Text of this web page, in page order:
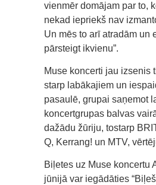
vienmēr domājam par to,
nekad iepriekš nav
Un mēs to arī atradām un
pārsteigt ikvienu”.
Muse koncerti jau izsenis
starp labākajiem un
pasaulē, grupai saņemot
koncertgrupas balvas
dažādu žūriju, tostarp
Q, Kerrang! un MTV,
Biļetes uz Muse koncertu
jūnijā var iegādāties